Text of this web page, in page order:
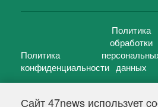
Сайт 47news использует
Политика
конфиденциальности
Политика
обработки
данных